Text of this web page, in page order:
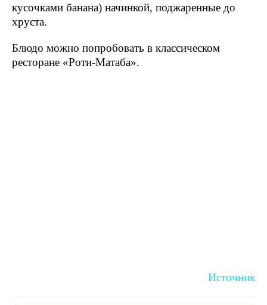
кусочками банана) начинкой, поджаренные до
хруста.
Блюдо можно попробовать в классическом
ресторане «Роти-Матаба».
Источник